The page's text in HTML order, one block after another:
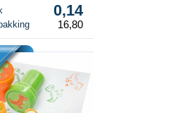
0,14
16,80